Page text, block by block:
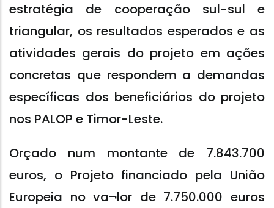
estratégia de cooperação sul-sul e
triangular, os resultados esperados e as
atividades gerais do projeto em ações
concretas que respondem a demandas
específicas dos beneficiários do projeto
nos PALOP e Timor-Leste.
Orçado num montante de 7.843.700
euros, o Projeto financiado pela União
Europeia no va¬lor de 7.750.000 euros